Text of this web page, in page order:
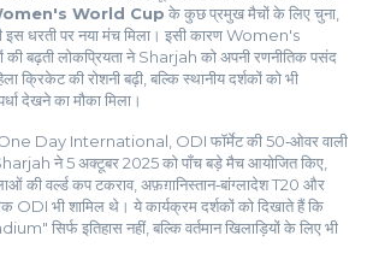
World Cup के कुछ प्रमुख मैचों के लिए चुना,
धरती पर नया मंच मिला। इसी कारणWomen's
की बढ़ती लोकप्रियताने Sharjah को अपनी रणनीतिक पसंद
क्रिकेट की रोशनी बढ़ी, बल्कि स्थानीय दर्शकों को भी
देखने का मौका मिला।
Day International ODI फॉर्मेट की 50‑ओवर वाली
ने 5 अक्टूबर 2025 को पाँच बड़े मैच आयोजित किए,
की वर्ल्ड कप टकराव, अफ़ग़ानिस्तान‑बांग्लादेश T20 और
ODI भी शामिल थे। ये कार्यक्रम दर्शकों को दिखाते हैं कि
सिर्फ इतिहास नहीं, बल्कि वर्तमान खिलाड़ियों के लिए भी